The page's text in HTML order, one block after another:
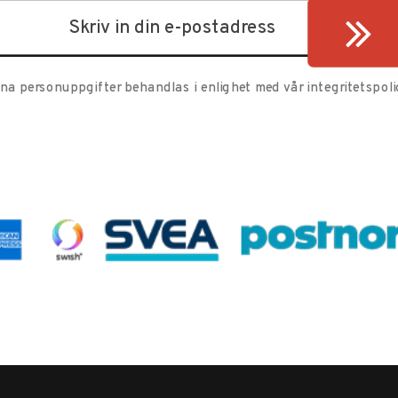
personuppgifter behandlas i enlighet med vår